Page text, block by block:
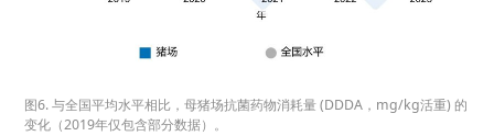
图6. 与全国平均水平相比，母猪场抗菌药物消耗量 (DDDA，mg/kg活重) 的
变化（2019年仅包含部分数据）。